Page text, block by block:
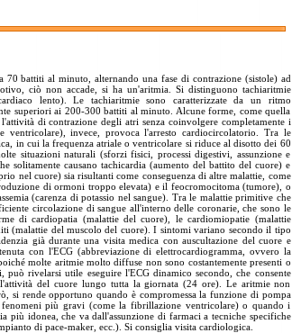
battiti al minuto, alternando una fase di contrazione (sistole) ad
ciò non accade, si ha un'aritmia. Si distinguono tachiaritmie
lento). Le tachiaritmie sono caratterizzate da un ritmo
superiori ai 200-300 battiti al minuto. Alcune forme, come quella
di contrazione degli atri senza coinvolgere completamente i
invece, provoca l'arresto cardiocircolatorio. Tra le
in cui la frequenza atriale o ventricolare si riduce al disotto dei 60
situazioni naturali (sforzi fisici, processi digestivi, assunzione e
solitamente causano tachicardia (aumento del battito del cuore) e
nel cuore) sia risultanti come conseguenza di altre malattie, come
di ormoni troppo elevata) e il feocromocitoma (tumore), o
(carenza di potassio nel sangue). Tra le malattie primitive che
circolazione di sangue all'interno delle coronarie, che sono le
di cardiopatia (malattie del cuore), le cardiomiopatie (malattie
(malattie del muscolo del cuore). I sintomi variano secondo il tipo
già durante una visita medica con auscultazione del cuore e
con l'ECG (abbreviazione di elettrocardiogramma, ovvero la
molte aritmie molto diffuse non sono costantemente presenti o
rivelarsi utile eseguire l'ECG dinamico secondo, che consente
del cuore lungo tutta la giornata (24 ore). Le aritmie non
si rende opportuno quando è compromessa la funzione di pompa
fenomeni più gravi (come la fibrillazione ventricolare) o quando i
più idonea, che va dall'assunzione di farmaci a tecniche specifiche
di pace-maker, ecc.). Si consiglia visita cardiologica.